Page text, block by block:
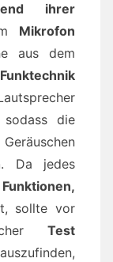
ihrer
Mikrofon
aus dem
Funktechnik
sodass die
Da jedes
Funktionen,
sollte vor
Test